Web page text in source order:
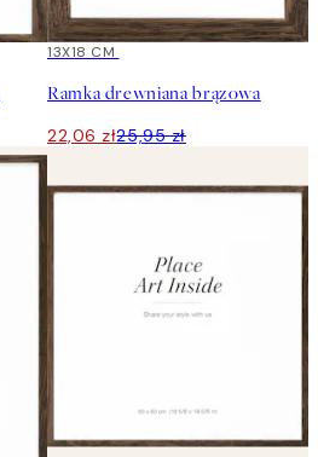
15%*
13X18 CM
Ramka drewniana brązowa
22,06 zł25,95 zł